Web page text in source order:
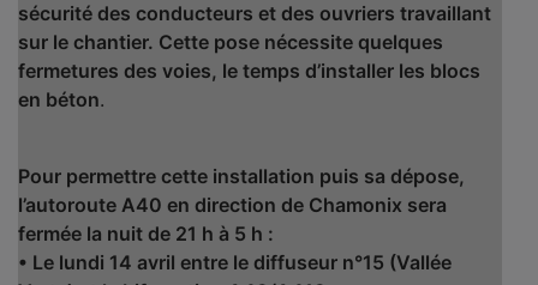
sécurité des conducteurs et des ouvriers travaillant
sur le chantier. Cette pose nécessite quelques
fermetures des voies, le temps d’installer les blocs
en béton.
Pour permettre cette installation puis sa dépose,
l’autoroute A40 en direction de Chamonix sera
fermée la nuit de 21 h à 5 h :
• Le lundi 14 avril entre le diffuseur n°15 (Vallée